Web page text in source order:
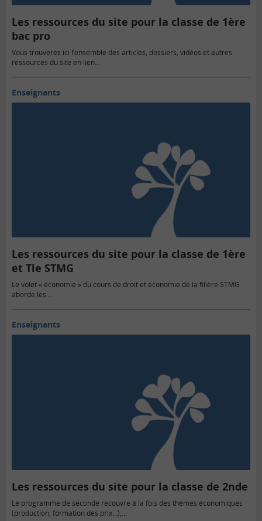
Les ressources du site pour la classe de 1ère
bac pro
Vous trouverez ici l’ensemble des articles, dossiers, vidéos et autres
ressources du site en lien...
Enseignants
Les ressources du site pour la classe de 1ère
et Tle STMG
Le volet « économie » du cours de droit et économie de la filière STMG
aborde les...
Enseignants
Les ressources du site pour la classe de 2nde
Le programme de seconde recouvre à la fois des thèmes économiques
(production, formation des prix…),...